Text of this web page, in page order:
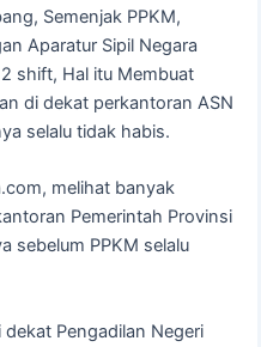
Semenjak PPKM,
Aparatur Sipil Negara
shift, Hal itu Membuat
di dekat perkantoran ASN
selalu tidak habis.
melihat banyak
Pemerintah Provinsi
sebelum PPKM selalu
Pengadilan Negeri